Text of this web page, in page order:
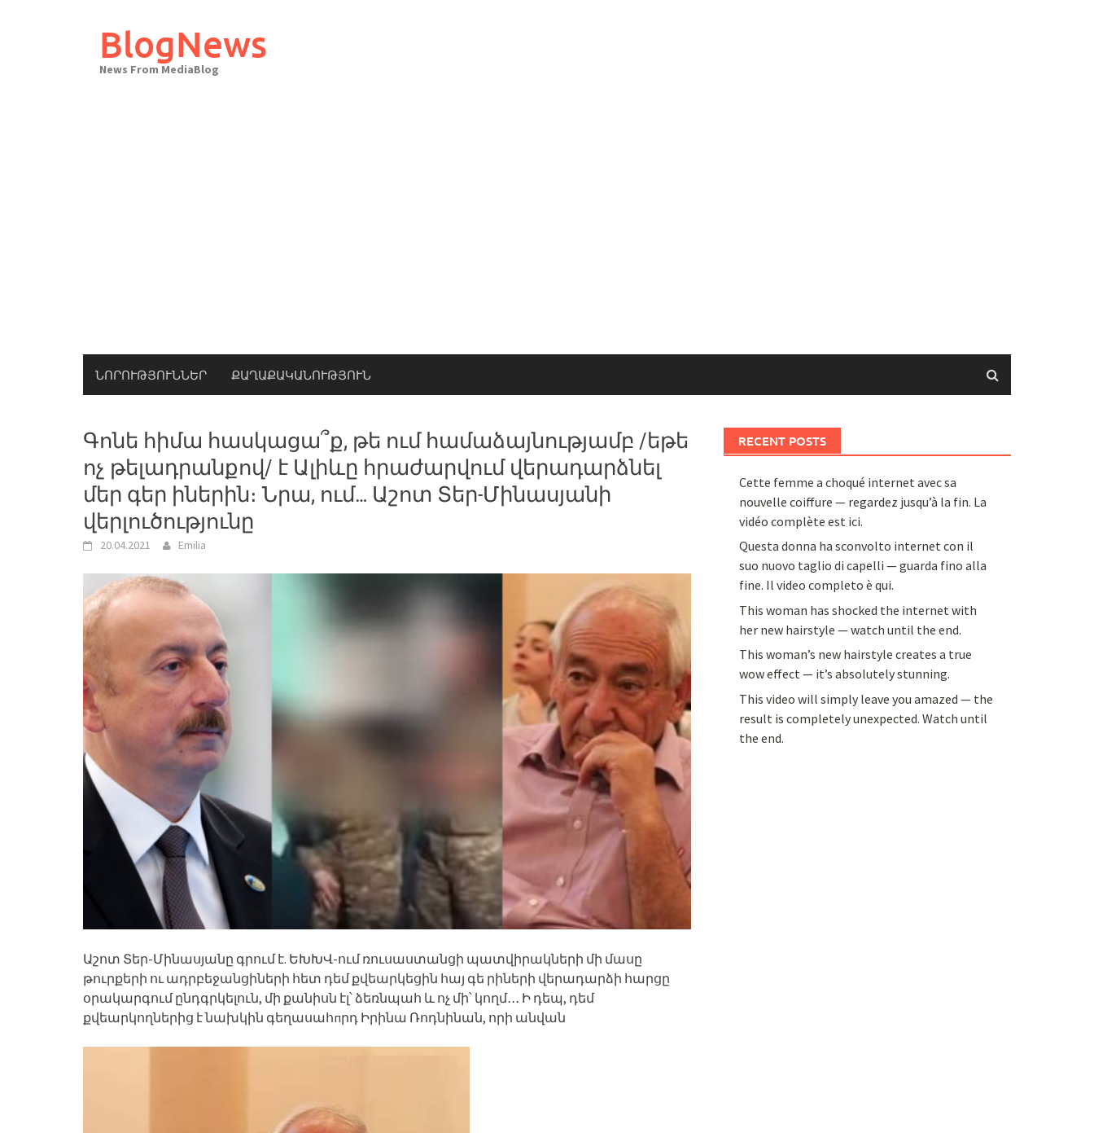
BlogNews
News From MediaBlog
ՆՈՐՈՒԹՅՈՒՆՆԵՐ ՔԱՂԱՔԱԿԱՆՈՒԹՅՈՒՆ
Գոնե հիմա հասկացա՞ք, թե ում համաձայնությամբ /եթե
ոչ թելադրանքով/ է Ալիևը հրաժարվում վերադարձնել
մեր գեր իներին։ Նրա, ում… Աշոտ Տեր-Մինասյանի
վերլուծությունը
20.04.2021 Emilia
Աշոտ Տեր-Մինասյանը գրում է. ԵԽԽՎ-ում ռուսաստանցի պատվիրակների մի մասը
թուրքերի ու ադրբեջանցիների հետ դեմ քվեարկեցին հայ գե րիների վերադարձի հարցը
օրակարգում ընդգրկելուն, մի քանիսն էլ՝ ձեռնպահ և ոչ մի՝ կողմ․․․ Ի դեպ, դեմ
քվեարկողներից է նախկին գեղասահпրդ Իրինա Ռոդնինան, որի անվան
RECENT POSTS
Cette femme a choqué internet avec sa
nouvelle coiffure — regardez jusqu’à la fin. La
vidéo complète est ici.
Questa donna ha sconvolto internet con il
suo nuovo taglio di capelli — guarda fino alla
fine. Il video completo è qui.
This woman has shocked the internet with
her new hairstyle — watch until the end.
This woman’s new hairstyle creates a true
wow effect — it’s absolutely stunning.
This video will simply leave you amazed — the
result is completely unexpected. Watch until
the end.